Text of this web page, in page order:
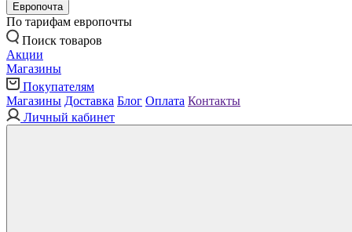
Европочта
По тарифам европочты
Поиск товаров
Акции
Магазины
Покупателям
Магазины Доставка Блог Оплата Контакты
Личный кабинет